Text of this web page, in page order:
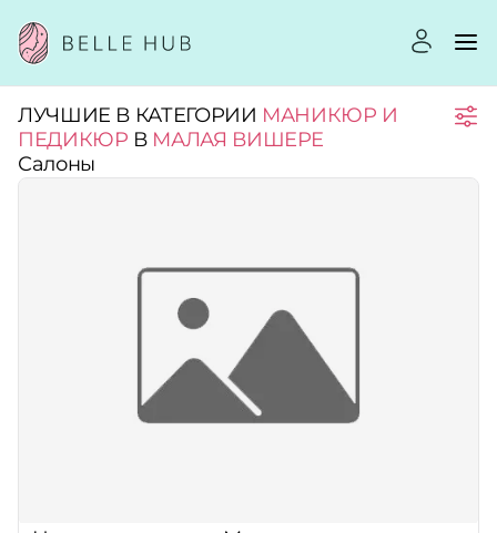
Город:
ЛУЧШИЕ В КАТЕГОРИИ МАНИКЮР И
ПЕДИКЮР В МАЛАЯ ВИШЕРЕ
Салоны